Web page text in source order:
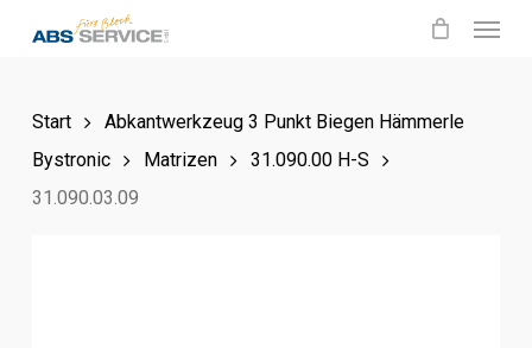
content
Start
Abkantwerkzeug 3 Punkt Biegen Hämmerle
Bystronic
Matrizen
31.090.00 H-S
31.090.03.09